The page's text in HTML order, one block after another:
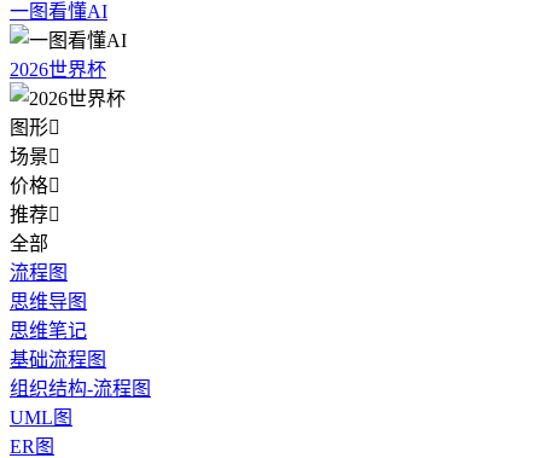
一图看懂AI
2026世界杯
图形
场景
价格
推荐
全部
流程图
思维导图
思维笔记
基础流程图
组织结构-流程图
UML图
ER图